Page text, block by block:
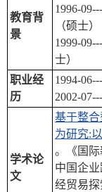
教育背
景
1996-
（硕士）
1999-
士）
职业经
历
1994-
2002-
学术论
文
基于整
为研究:
。《国际
中国企
经贸易探